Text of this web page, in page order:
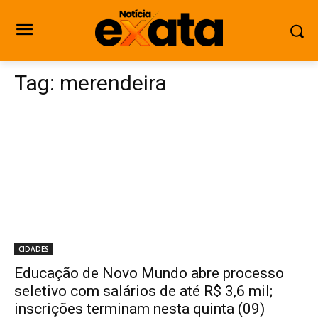
Tag: merendeira
CIDADES
Educação de Novo Mundo abre processo
seletivo com salários de até R$ 3,6 mil;
inscrições terminam nesta quinta (09)